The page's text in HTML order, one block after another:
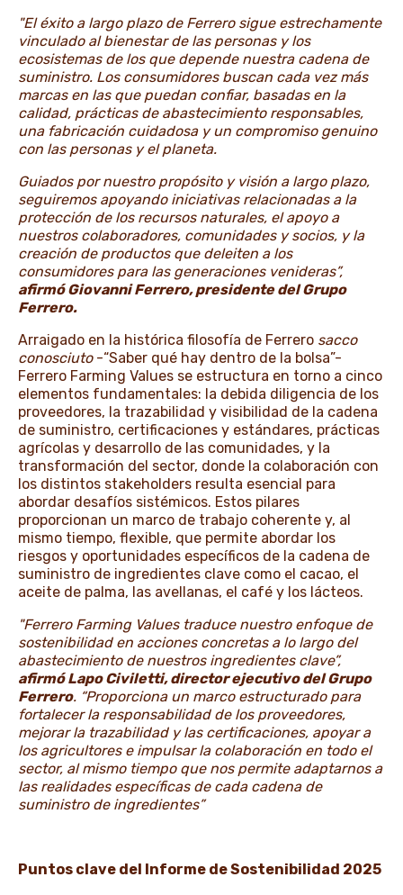
"El éxito a largo plazo de Ferrero sigue estrechamente
vinculado al bienestar de las personas y los
ecosistemas de los que depende nuestra cadena de
suministro. Los consumidores buscan cada vez más
marcas en las que puedan confiar, basadas en la
calidad, prácticas de abastecimiento responsables,
una fabricación cuidadosa y un compromiso genuino
con las personas y el planeta.
Guiados por nuestro propósito y visión a largo plazo,
seguiremos apoyando iniciativas relacionadas a la
protección de los recursos naturales, el apoyo a
nuestros colaboradores, comunidades y socios, y la
creación de productos que deleiten a los
consumidores para las generaciones venideras”,
afirmó Giovanni Ferrero, presidente del Grupo
Ferrero.
Arraigado en la histórica filosofía de Ferrero sacco
conosciuto-“Saber qué hay dentro de la bolsa”-
Ferrero Farming Values se estructura en torno a cinco
elementos fundamentales: la debida diligencia de los
proveedores, la trazabilidad y visibilidad de la cadena
de suministro, certificaciones y estándares, prácticas
agrícolas y desarrollo de las comunidades, y la
transformación del sector, donde la colaboración con
los distintos stakeholders resulta esencial para
abordar desafíos sistémicos. Estos pilares
proporcionan un marco de trabajo coherente y, al
mismo tiempo, flexible, que permite abordar los
riesgos y oportunidades específicos de la cadena de
suministro de ingredientes clave como el cacao, el
aceite de palma, las avellanas, el café y los lácteos.
"Ferrero Farming Values traduce nuestro enfoque de
sostenibilidad en acciones concretas a lo largo del
abastecimiento de nuestros ingredientes clave”,
afirmó Lapo Civiletti, director ejecutivo del Grupo
Ferrero. “Proporciona un marco estructurado para
fortalecer la responsabilidad de los proveedores,
mejorar la trazabilidad y las certificaciones, apoyar a
los agricultores e impulsar la colaboración en todo el
sector, al mismo tiempo que nos permite adaptarnos a
las realidades específicas de cada cadena de
suministro de ingredientes”
Puntos clave del Informe de Sostenibilidad 2025